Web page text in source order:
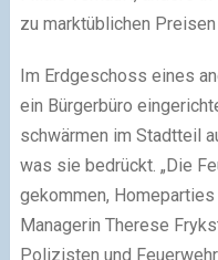
zu marktüblichen Preisen
Im Erdgeschoss eines
ein Bürgerbüro
schwärmen im Stadtteil
was sie bedrückt. „Die
gekommen,
Managerin Therese
Polizisten und